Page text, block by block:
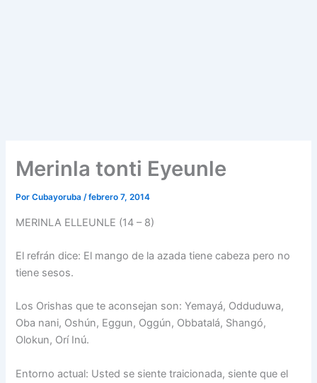
Merinla tonti Eyeunle
PorCubayoruba/febrero 7, 2014
MERINLA ELLEUNLE (14 – 8)
El refrán dice: El mango de la azada tiene cabeza pero no
tiene sesos.
Los Orishas que te aconsejan son: Yemayá, Odduduwa,
Oba nani, Oshún, Eggun, Oggún, Obbatalá, Shangó,
Olokun, Orí Inú.
Entorno actual: Usted se siente traicionada, siente que el